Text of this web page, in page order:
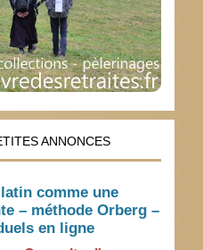
ANNONCES
comme une
– méthode Orberg –
en ligne